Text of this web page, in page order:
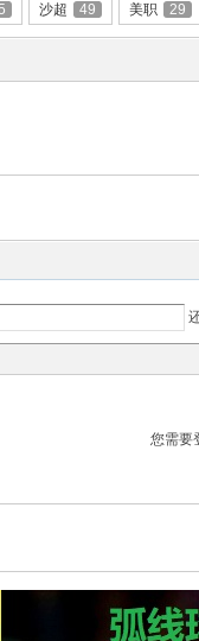
沙超 49 美职 29
您需要